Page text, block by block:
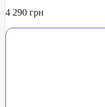
4 290 грн